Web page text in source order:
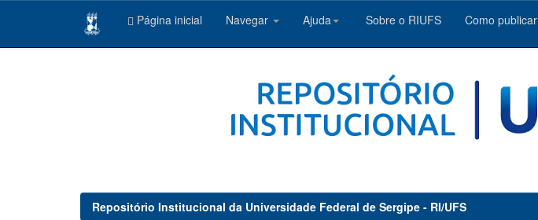
Página inicial Navegar Ajuda Sobre o RIUFS Como publicar
Repositório Institucional da Universidade Federal de Sergipe - RI/UFS